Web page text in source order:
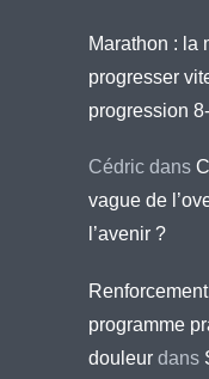
Marathon : la
progresser
progression
Cédric dans
vague de
l’avenir ?
programme
douleur dans